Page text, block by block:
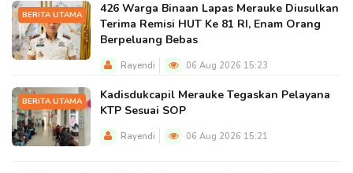
BERITA UTAMA
426 Warga Binaan Lapas Merauke Diusulkan
Terima Remisi HUT Ke 81 RI, Enam Orang
Berpeluang Bebas
Rayendi 06 Aug 2026 15:23
BERITA UTAMA
Kadisdukcapil Merauke Tegaskan Pelayana
KTP Sesuai SOP
Rayendi 06 Aug 2026 15:21